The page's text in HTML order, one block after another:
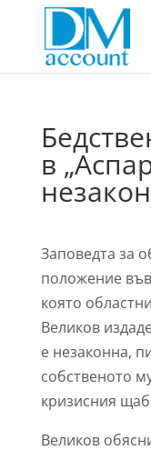
в
Заповедта за
положение във
която
Великов
е незаконна,
собственото
кризисния
Великов